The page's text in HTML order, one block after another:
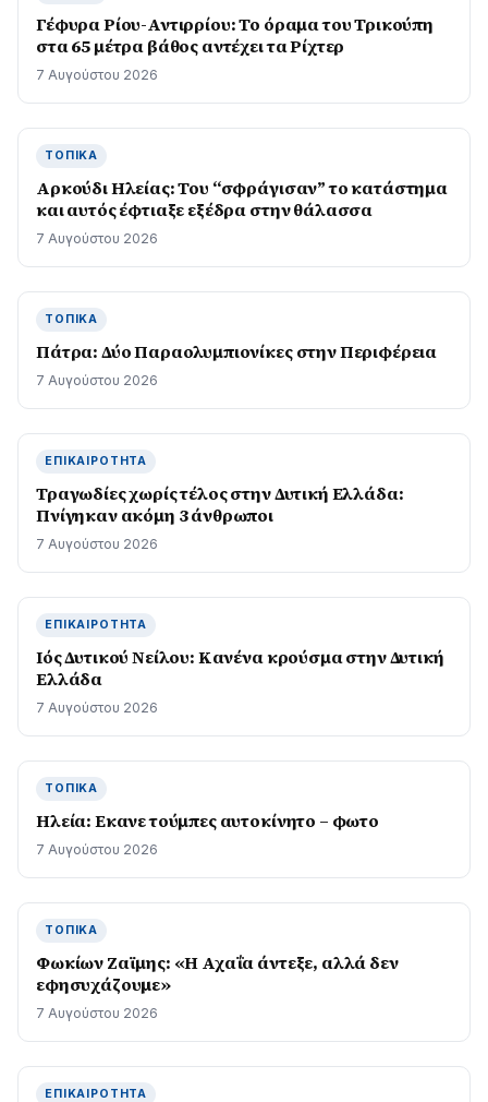
Γέφυρα Ρίου-Αντιρρίου: Το όραμα του Τρικούπη
στα 65 μέτρα βάθος αντέχει τα Ρίχτερ
7 Αυγούστου 2026
ΤΟΠΙΚΆ
Αρκούδι Ηλείας: Του “σφράγισαν” το κατάστημα
και αυτός έφτιαξε εξέδρα στην θάλασσα
7 Αυγούστου 2026
ΤΟΠΙΚΆ
Πάτρα: Δύο Παραολυμπιονίκες στην Περιφέρεια
7 Αυγούστου 2026
ΕΠΙΚΑΙΡΌΤΗΤΑ
Τραγωδίες χωρίς τέλος στην Δυτική Ελλάδα:
Πνίγηκαν ακόμη 3 άνθρωποι
7 Αυγούστου 2026
ΕΠΙΚΑΙΡΌΤΗΤΑ
Ιός Δυτικού Νείλου: Κανένα κρούσμα στην Δυτική
Ελλάδα
7 Αυγούστου 2026
ΤΟΠΙΚΆ
Ηλεία: Εκανε τούμπες αυτοκίνητο – φωτο
7 Αυγούστου 2026
ΤΟΠΙΚΆ
Φωκίων Ζαϊμης: «Η Αχαΐα άντεξε, αλλά δεν
εφησυχάζουµε»
7 Αυγούστου 2026
ΕΠΙΚΑΙΡΌΤΗΤΑ